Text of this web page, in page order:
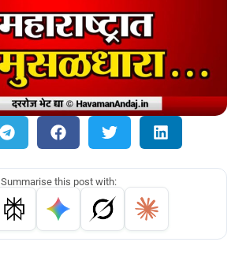
Summarise this post with: